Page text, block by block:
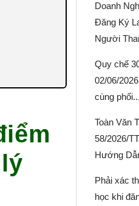
Doanh
Đăng Ký
Người
Quy chế
02/06/
cùng phối...
Toàn Văn
58/2026/
Hướng
Phải xác
học khi